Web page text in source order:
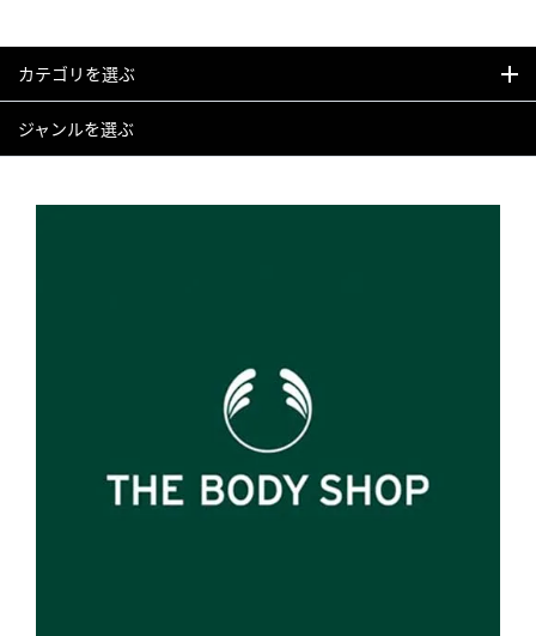
カテゴリを選ぶ
ジャンルを選ぶ